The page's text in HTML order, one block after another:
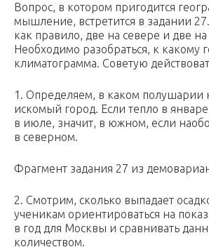
Вопрос, в котором пригодится
мышление, встретится в задании
как правило, две на севере и две
Необходимо разобраться, к какому
климатограмма. Советую
1. Определяем, в каком полушарии
искомый город. Если тепло в
в июле, значит, в южном, если
в северном.
Фрагмент задания 27 из
2. Смотрим, сколько выпадает
ученикам ориентироваться на
в год для Москвы и сравнивать
количеством.